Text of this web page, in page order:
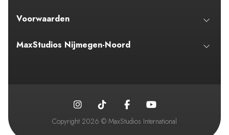
Voorwaarden
MaxStudios Nijmegen-Noord
Copyright 2026 © MaxStudios International